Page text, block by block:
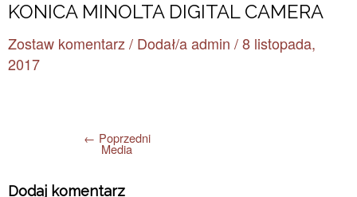
KONICA MINOLTA DIGITAL CAMERA
Zostaw komentarz / Dodał/a admin /8 listopada,
2017
← Poprzedni
Media
Dodaj komentarz